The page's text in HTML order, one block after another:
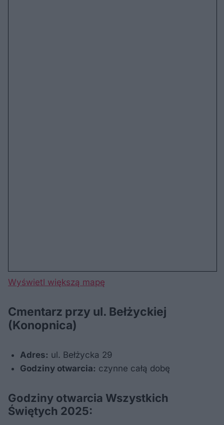
Wyświetl większą mapę
Cmentarz przy ul. Bełżyckiej
(Konopnica)
Adres: ul. Bełżycka 29
Godziny otwarcia: czynne całą dobę
Godziny otwarcia Wszystkich
Świętych 2025: